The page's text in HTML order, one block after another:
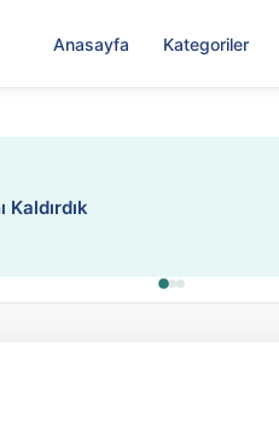
Anasayfa Kategoriler
ve kredi sistemi getirildi